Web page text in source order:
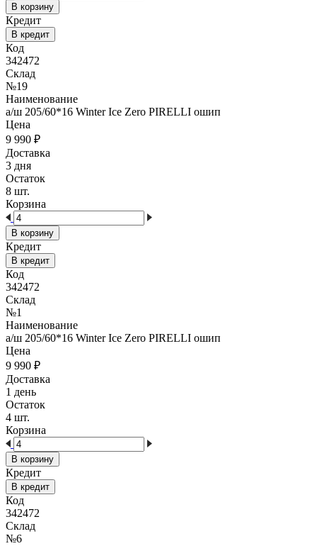
В корзину
Кредит
В кредит
Код
342472
Склад
№19
Наименование
а/ш 205/60*16 Winter Ice Zero PIRELLI ошип
Цена
9 990 ₽
Доставка
3 дня
Остаток
8 шт.
Корзина
В корзину
Кредит
В кредит
Код
342472
Склад
№1
Наименование
а/ш 205/60*16 Winter Ice Zero PIRELLI ошип
Цена
9 990 ₽
Доставка
1 день
Остаток
4 шт.
Корзина
В корзину
Кредит
В кредит
Код
342472
Склад
№6